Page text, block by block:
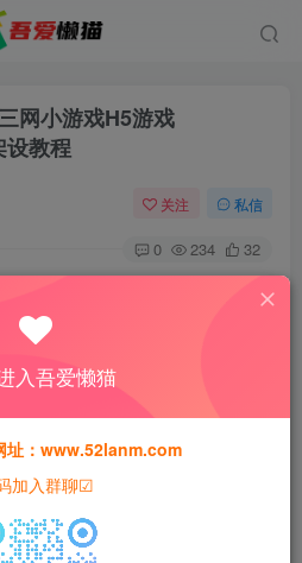
网小游戏H5游戏
教程
关注 私信
0 234 32
查看
粮18
钻石会员免费
整理而来，仅供学习研究使用，请在下
入吾爱懒猫
址：www.52lanm.com
加入群聊☑